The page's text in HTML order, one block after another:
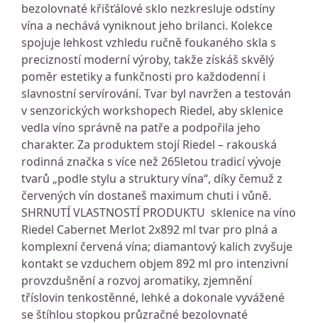
bezolovnaté křišťálové sklo nezkresluje odstíny
vína a nechává vyniknout jeho brilanci. Kolekce
spojuje lehkost vzhledu ručně foukaného skla s
precizností moderní výroby, takže získáš skvělý
poměr estetiky a funkčnosti pro každodenní i
slavnostní servírování. Tvar byl navržen a testován
v senzorických workshopech Riedel, aby sklenice
vedla víno správně na patře a podpořila jeho
charakter. Za produktem stojí Riedel – rakouská
rodinná značka s více než 265letou tradicí vývoje
tvarů „podle stylu a struktury vína“, díky čemuž z
červených vín dostaneš maximum chuti i vůně.
SHRNUTÍ VLASTNOSTÍ PRODUKTU sklenice na víno
Riedel Cabernet Merlot 2x892 ml tvar pro plná a
komplexní červená vína; diamantový kalich zvyšuje
kontakt se vzduchem objem 892 ml pro intenzivní
provzdušnění a rozvoj aromatiky, zjemnění
tříslovin tenkostěnné, lehké a dokonale vyvážené
se štíhlou stopkou průzračné bezolovnaté